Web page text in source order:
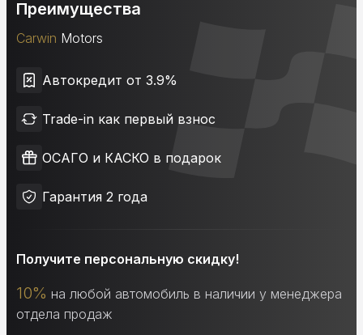
Преимущества
Carwin Motors
Автокредит от 3.9%
Trade-in как первый взнос
ОСАГО и КАСКО в подарок
Гарантия 2 года
Получите персональную скидку!
10% на любой автомобиль в наличии у менеджера
отдела продаж